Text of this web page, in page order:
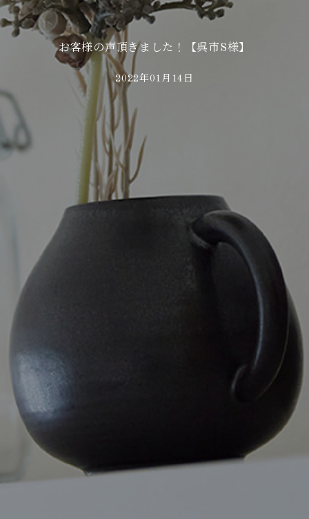
お客様の声頂きました！【呉市S様】
2022年01月14日